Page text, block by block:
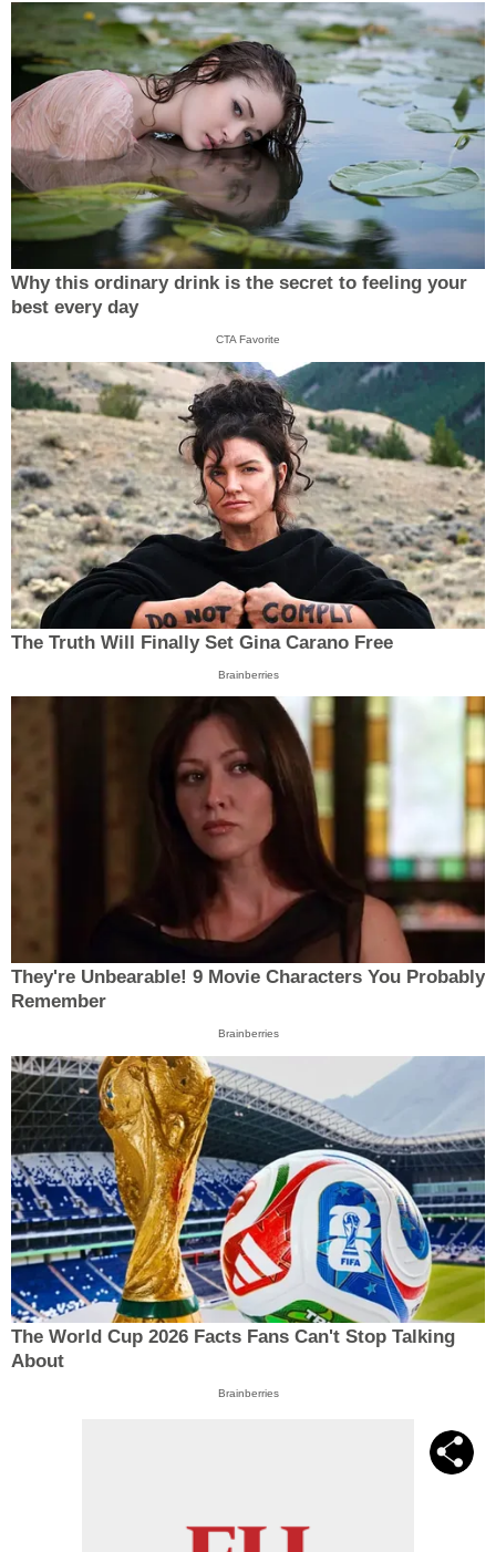
Why this ordinary drink is the secret to feeling your
best every day
CTA Favorite
The Truth Will Finally Set Gina Carano Free
Brainberries
They're Unbearable! 9 Movie Characters You Probably
Remember
Brainberries
The World Cup 2026 Facts Fans Can't Stop Talking
About
Brainberries